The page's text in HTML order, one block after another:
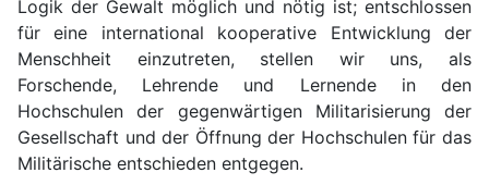
Logik der Gewalt möglich und nötig ist; entschlossen
für eine international kooperative Entwicklung der
Menschheit einzutreten, stellen wir uns, als
Forschende, Lehrende und Lernende in den
Hochschulen der gegenwärtigen Militarisierung der
Gesellschaft und der Öffnung der Hochschulen für das
Militärische entschieden entgegen.